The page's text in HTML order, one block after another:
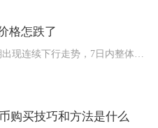
格怎跌了
购买技巧和方法是什么